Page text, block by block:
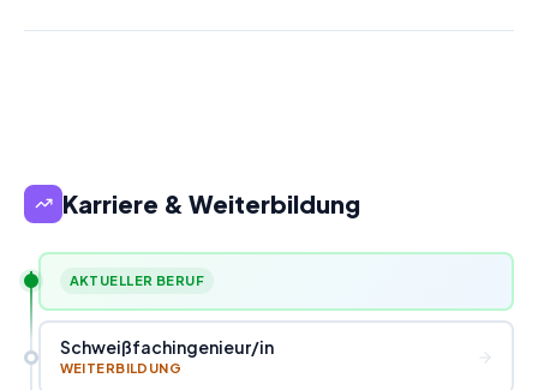
Karriere & Weiterbildung
AKTUELLER BERUF
Schweißfachingenieur/in
WEITERBILDUNG